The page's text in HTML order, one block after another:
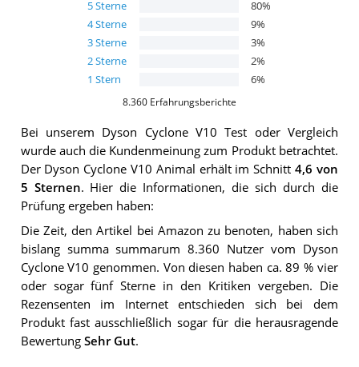
5Sterne 80%
4Sterne 9%
3Sterne 3%
2Sterne 2%
1 Stern 6%
8.360 Erfahrungsberichte
Bei unserem Dyson Cyclone V10 Test oder Vergleich
wurde auch die Kundenmeinung zum Produkt betrachtet.
Der Dyson Cyclone V10 Animal erhält im Schnitt4,6 von
5 Sternen. Hier die Informationen, die sich durch die
Prüfung ergeben haben:
Die Zeit, den Artikel bei Amazon zu benoten, haben sich
bislang summa summarum 8.360 Nutzer vom Dyson
Cyclone V10 genommen. Von diesen haben ca. 89 % vier
oder sogar fünf Sterne in den Kritiken vergeben. Die
Rezensenten im Internet entschieden sich bei dem
Produkt fast ausschließlich sogar für die herausragende
Bewertung Sehr Gut.